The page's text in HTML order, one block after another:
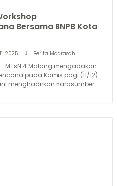
Bersama BNPB Kota
2025 Berita Madrasah
MTsN 4 Malang mengadakan
pada Kamis pagi (11/12)
menghadirkan narasumber